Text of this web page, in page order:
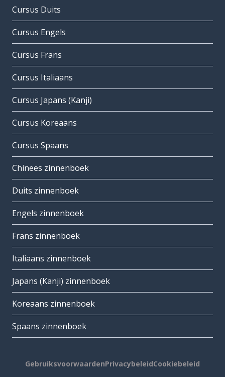
Cursus Duits
Cursus Engels
Cursus Frans
Cursus Italiaans
Cursus Japans (Kanji)
Cursus Koreaans
Cursus Spaans
Chinees zinnenboek
Duits zinnenboek
Engels zinnenboek
Frans zinnenboek
Italiaans zinnenboek
Japans (Kanji) zinnenboek
Koreaans zinnenboek
Spaans zinnenboek
GebruiksvoorwaardenPrivacybeleidCookiebeleid